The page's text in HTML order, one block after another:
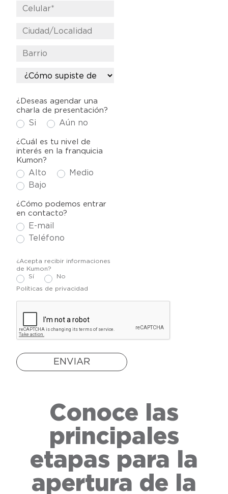
¿Deseas agendar una
charla de presentación?
Si Aún no
¿Cuál es tu nivel de
interés en la franquicia
Kumon?
Alto
Medio
Bajo
¿Cómo podemos entrar
en contacto?
E-mail
Teléfono
¿Acepta recibir informaciones
de Kumon?
Sí
No
Políticas de privacidad
ENVIAR
Conoce las
principales
etapas para la
apertura de la